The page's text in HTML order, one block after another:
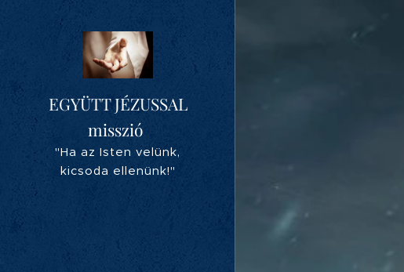
EGYÜTT JÉZUSSAL
misszió
"Ha az Isten velünk,
kicsoda ellenünk!"